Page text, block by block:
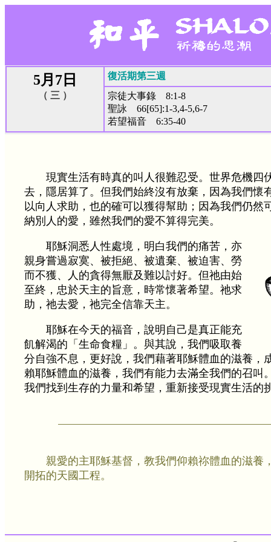
5月7日
（ 三 ）
復活期第三週
宗徒大事錄 8:1-8
聖詠 66[65]:1-3,4-5,6-7
若望福音 6:35-40
現實生活有時真的叫人很難忍受。世界危機四
去，隱居算了。但我們始終沒有放棄，因為我們懷
以向人求助，也的確可以獲得幫助；因為我們仍然
納別人的愛，雖然我們的愛不算得完美。
耶穌洞悉人性處境，明白我們的痛苦，亦
親身嘗過寂寞、被拒絕、被遺棄、被迫害、勞
而不獲、人的貪得無厭及難以討好。但祂由始
至終，忠於天主的旨意，時常懷著希望。祂求
助，祂去愛，祂完全信靠天主。
耶穌在今天的福音，說明自己是真正能充
飢解渴的「生命食糧」。與其說，我們吸取養
分自強不息，更好說，我們藉著耶穌體血的滋養，
賴耶穌體血的滋養，我們有能力去滿全我們的召叫
我們找到生存的力量和希望，重新接受現實生活的
親愛的主耶穌基督，教我們仰賴祢體血的滋養
開拓的天國工程。